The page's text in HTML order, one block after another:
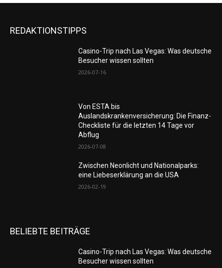
REDAKTIONSTIPPS
Casino-Trip nach Las Vegas: Was deutsche
Besucher wissen sollten
2026-07-16
Von ESTA bis
Auslandskrankenversicherung: Die Finanz-
Checkliste für die letzten 14 Tage vor
Abflug
2026-07-08
Zwischen Neonlicht und Nationalparks:
eine Liebeserklärung an die USA
2026-02-19
BELIEBTE BEITRÄGE
Casino-Trip nach Las Vegas: Was deutsche
Besucher wissen sollten